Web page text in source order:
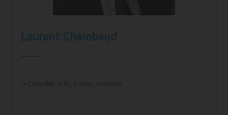
Laurent Chambaud